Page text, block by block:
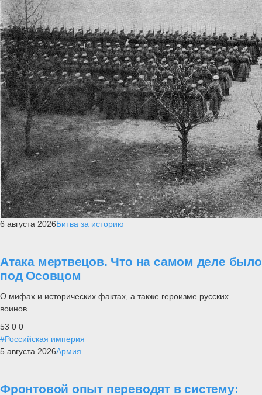
6 августа 2026Битва за историю
Атака мертвецов. Что на самом деле было
под Осовцом
О мифах и исторических фактах, а также героизме русских
воинов....
53 0 0
#Российская империя
5 августа 2026Армия
Фронтовой опыт переводят в систему: